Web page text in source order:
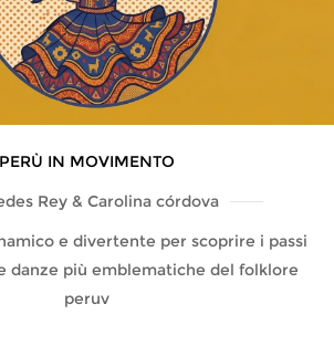
PERÙ IN MOVIMENTO
Rey & Carolina córdova
e divertente per scoprire i passi
danze più emblematiche del folklore
peruv